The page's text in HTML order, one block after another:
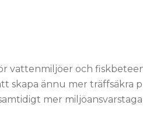
vattenmiljöer och
skapa ännu mer träffsäkra
mer